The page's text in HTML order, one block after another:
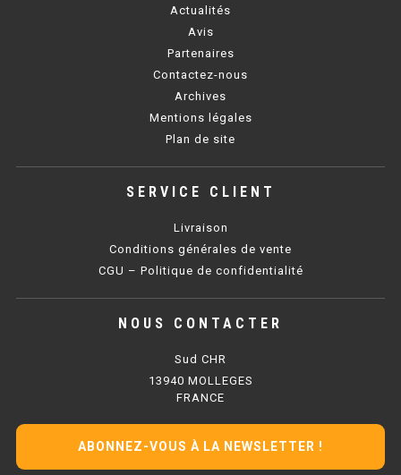
TABLE CONGÉLATEUR
SOUBASSEMENT RÉFRIGÉRÉ
TABLE DE PRÉPARATION
SALADETTE COMPACTE
SALADETTE 800 VITRÉE
Actualités
Avis
Partenaires
Contactez-nous
Archives
Mentions légales
Plan de site
SERVICE CLIENT
Livraison
Conditions générales de vente
CGU – Politique de confidentialité
NOUS CONTACTER
Sud CHR
13940 MOLLEGES
FRANCE
ABONNEZ-VOUS À LA NEWSLETTER !